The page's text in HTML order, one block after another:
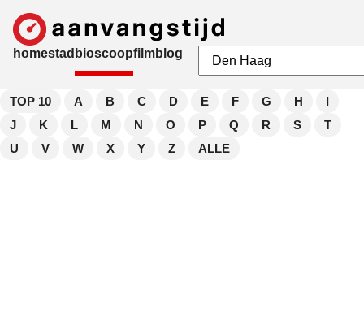
homestad bioscoopfilmblog
TOP 10 A B C D E F G H
I
J
K L M N O P Q R S
T
U
V W X Y Z ALLE